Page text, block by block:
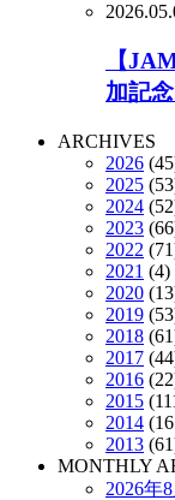
【
加記
ARCHIVES
2026
2025
2024
2023
2022
2021 (4)
2020
2019
2018
2017
2016
2015
2014
2013
MONTHLY
2026年8